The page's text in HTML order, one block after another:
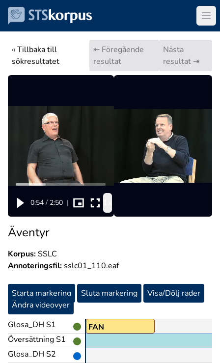
« Tillbaka till
sökresultatet
⇤ Föregående
resultat
Nästa
resultat ⇥
0:54 / 2:50 |
Äventyr
Korpus:SSLC
Annoteringsfil: sslc01_110.eaf
Starta markering Sluta markering
Visa/Dölj rader
Ändra videovyer
Glosa_DH S1
Översättning S1
Glosa_DH S2
FAN
Å fan.